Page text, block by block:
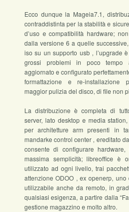
Ecco dunque la Mageia7.1,
contraddistinta per la stabilità e
d’uso e compatibilità hardware;
dalla versione 6 a quelle
iso su un supporto usb , l’upgrade
grossi problemi in poco tempo
aggiornato e configurato
formattazione e re-installazione
maggior pulizia del disco, di file non
La distribuzione è completa di
server, lato desktop e media
per architetture arm presenti in
mandarke control center , ereditato
consente di configurare
massima semplicità; libreoffice è
utilizzato ad ogni livello, trai
attenzione ODOO , ex openerp,
utilizzabile anche da remoto, in
qualsiasi esigenza, a partire dalla
gestione magazzino e molto altro.